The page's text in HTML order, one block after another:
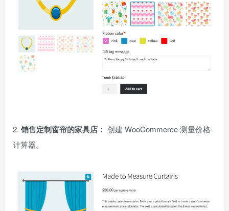
2. 销售定制窗帘的家具店： 创建 WooCommerce 测量价格
计算器。